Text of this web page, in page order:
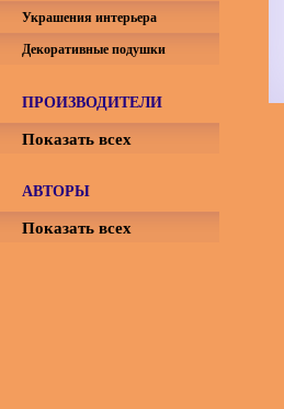
Украшения интерьера
Декоративные подушки
ПРОИЗВОДИТЕЛИ
Показать всех
АВТОРЫ
Показать всех